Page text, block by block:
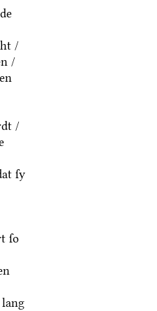
/
/
/
ſy
ſo